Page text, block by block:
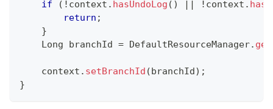
if
( ! context . hasUndoLog ( ) || ! context .
return ;
}
Long branchId = DefaultResourceManager. get
    context
. setBranchId (branchId) ;
}